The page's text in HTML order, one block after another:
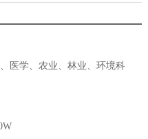
医学、农业、林业、环境科